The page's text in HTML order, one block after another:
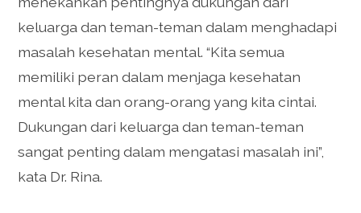
keluarga dan teman-teman dalam menghadapi
masalah kesehatan mental. “Kita semua
memiliki peran dalam menjaga kesehatan
mental kita dan orang-orang yang kita cintai.
Dukungan dari keluarga dan teman-teman
sangat penting dalam mengatasi masalah ini”,
kata Dr. Rina.